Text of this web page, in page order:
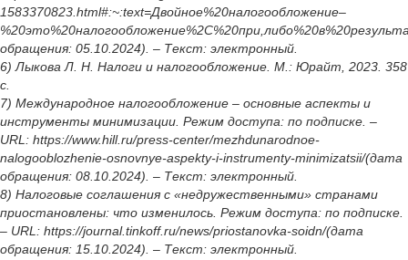
1583370823.html#:~:text=Двойное%20налогообложение–
обращения: 05.10.2024). – Текст: электронный.
6) Лыкова Л. Н. Налоги и налогообложение. М.: Юрайт, 2023. 358
с.
7) Международное налогообложение – основные аспекты и
инструменты минимизации. Режим доступа: по подписке. –
URL: https://www.hill.ru/press-center/mezhdunarodnoe-
nalogooblozhenie-osnovnye-aspekty-i-instrumenty-minimizatsii/(дата
обращения: 08.10.2024). – Текст: электронный.
8) Налоговые соглашения с «недружественными» странами
приостановлены: что изменилось. Режим доступа: по подписке.
– URL: https://journal.tinkoff.ru/news/priostanovka-soidn/(дата
обращения: 15.10.2024). – Текст: электронный.